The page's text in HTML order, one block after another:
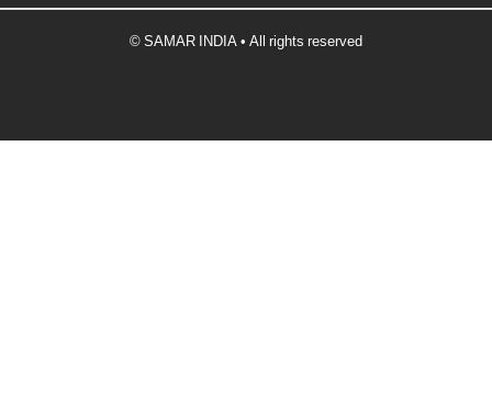
© SAMAR INDIA • All rights reserved